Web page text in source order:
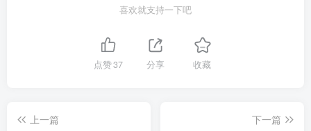
喜欢就支持一下吧
点赞37 分享 收藏
上一篇
下一篇